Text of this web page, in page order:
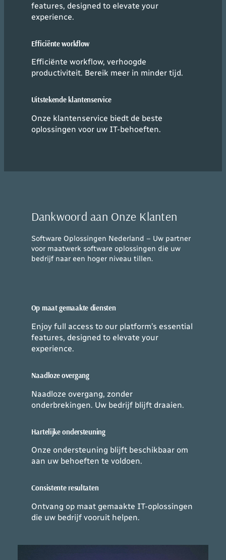
features, designed to elevate your
experience.
Efficiënte workflow
Efficiënte workflow, verhoogde
productiviteit. Bereik meer in minder tijd.
Uitstekende klantenservice
Onze klantenservice biedt de beste
oplossingen voor uw IT-behoeften.
Dankwoord aan Onze Klanten
Software Oplossingen Nederland – Uw partner
voor maatwerk software oplossingen die uw
bedrijf naar een hoger niveau tillen.
Op maat gemaakte diensten
Enjoy full access to our platform’s essential
features, designed to elevate your
experience.
Naadloze overgang
Naadloze overgang, zonder
onderbrekingen. Uw bedrijf blijft draaien.
Hartelijke ondersteuning
Onze ondersteuning blijft beschikbaar om
aan uw behoeften te voldoen.
Consistente resultaten
Ontvang op maat gemaakte IT-oplossingen
die uw bedrijf vooruit helpen.